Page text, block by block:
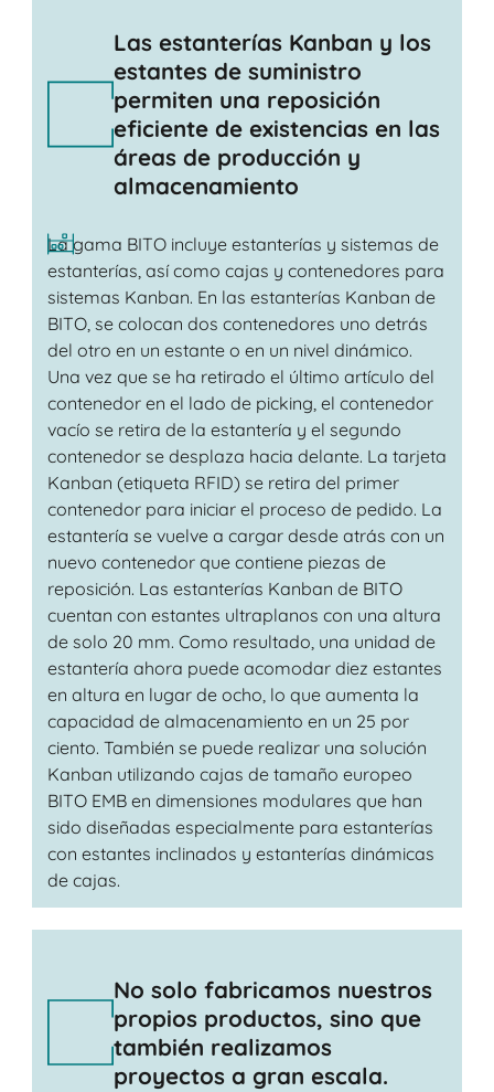
Las estanterías Kanban y los
estantes de suministro
permiten una reposición
eficiente de existencias en las
áreas de producción y
almacenamiento
La gama BITO incluye estanterías y sistemas de
estanterías, así como cajas y contenedores para
sistemas Kanban. En las estanterías Kanban de
BITO, se colocan dos contenedores uno detrás
del otro en un estante o en un nivel dinámico.
Una vez que se ha retirado el último artículo del
contenedor en el lado de picking, el contenedor
vacío se retira de la estantería y el segundo
contenedor se desplaza hacia delante. La tarjeta
Kanban (etiqueta RFID) se retira del primer
contenedor para iniciar el proceso de pedido. La
estantería se vuelve a cargar desde atrás con un
nuevo contenedor que contiene piezas de
reposición. Las estanterías Kanban de BITO
cuentan con estantes ultraplanos con una altura
de solo 20 mm. Como resultado, una unidad de
estantería ahora puede acomodar diez estantes
en altura en lugar de ocho, lo que aumenta la
capacidad de almacenamiento en un 25 por
ciento. También se puede realizar una solución
Kanban utilizando cajas de tamaño europeo
BITO EMB en dimensiones modulares que han
sido diseñadas especialmente para estanterías
con estantes inclinados y estanterías dinámicas
de cajas.
No solo fabricamos nuestros
propios productos, sino que
también realizamos
proyectos a gran escala.